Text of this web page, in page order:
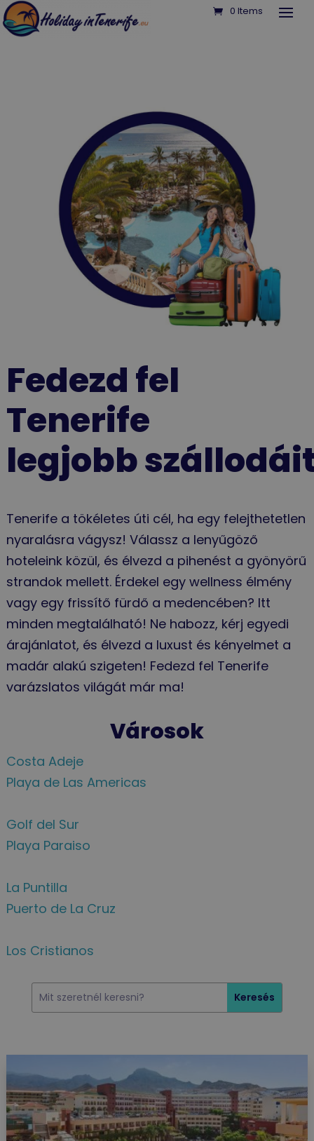
0 Items
Fedezd fel
Tenerife
legjobb
Tenerife a tökéletes úti cél, ha egy felejthetetlen
nyaralásra vágysz! Válassz a lenyűgöző
hoteleink közül, és élvezd a pihenést a gyönyörű
strandok mellett. Érdekel egy wellness élmény
vagy egy frissítő fürdő a medencében? Itt
minden megtalálható! Ne habozz, kérj egyedi
árajánlatot, és élvezd a luxust és kényelmet a
madár alakú szigeten! Fedezd fel Tenerife
varázslatos világát már ma!
Városok
Costa Adeje
Playa de Las Americas
Golf del Sur
Playa Paraiso
La Puntilla
Puerto de La Cruz
Los Cristianos